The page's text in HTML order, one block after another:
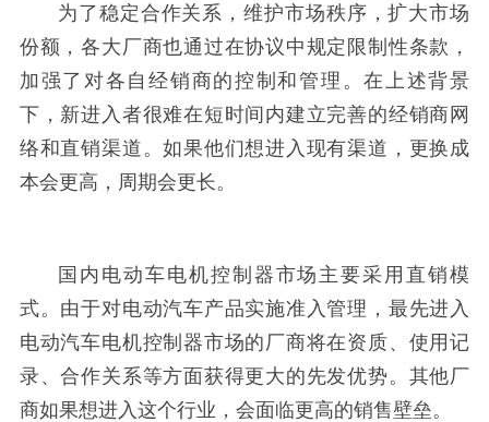
为了稳定合作关系，维护市场秩序，扩大市场
份额，各大厂商也通过在协议中规定限制性条款，
加强了对各自经销商的控制和管理。在上述背景
下，新进入者很难在短时间内建立完善的经销商网
络和直销渠道。如果他们想进入现有渠道，更换成
本会更高，周期会更长。
国内电动车电机控制器市场主要采用直销模
式。由于对电动汽车产品实施准入管理，最先进入
电动汽车电机控制器市场的厂商将在资质、使用记
录、合作关系等方面获得更大的先发优势。其他厂
商如果想进入这个行业，会面临更高的销售壁垒。